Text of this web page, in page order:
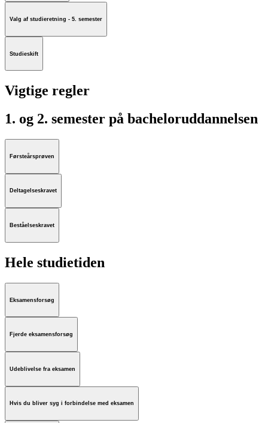
Valg af studieretning - 5. semester
Studieskift
Vigtige regler
1. og 2. semester på bacheloruddannelsen
Førsteårsprøven
Deltagelseskravet
Beståelseskravet
Hele studietiden
Eksamensforsøg
Fjerde eksamensforsøg
Udeblivelse fra eksamen
Hvis du bliver syg i forbindelse med eksamen